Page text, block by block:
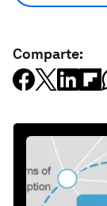
Comparte: